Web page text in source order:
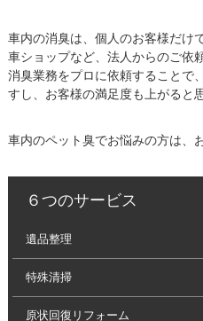
車内の消臭は、個人のお客様だけ
車ショップなど、法人からのご依
消臭業務をプロに依頼することで
すし、お客様の満足度も上がると
車内のペット臭でお悩みの方は、
６つのサービス
遺品整理
特殊清掃
原状回復リフォーム